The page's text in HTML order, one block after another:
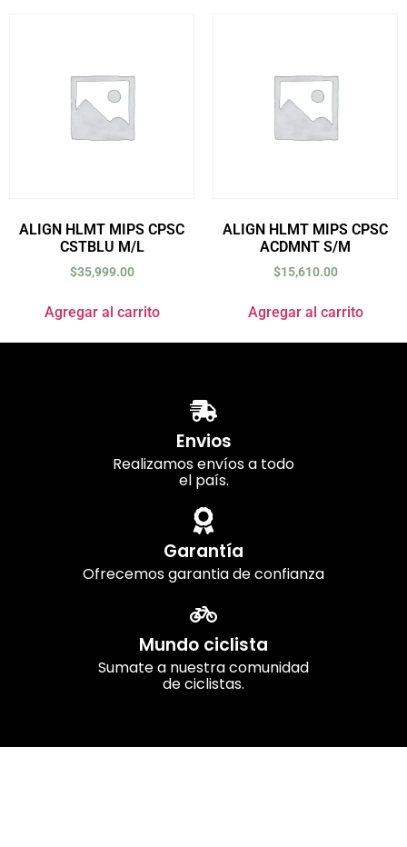
ALIGN HLMT MIPS CPSC
CSTBLU M/L
$35,999.00
Agregar al carrito
ALIGN HLMT MIPS CPSC
ACDMNT S/M
$15,610.00
Agregar al carrito
Envios
Realizamos envíos a todo
el país.
Garantía
Ofrecemos garantia de confianza
Mundo ciclista
Sumate a nuestra comunidad
de ciclistas.